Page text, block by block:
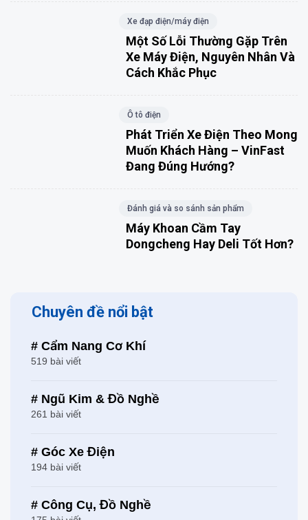
Xe đạp điện/máy điện
Một Số Lỗi Thường Gặp Trên
Xe Máy Điện, Nguyên Nhân Và
Cách Khắc Phục
Ô tô điện
Phát Triển Xe Điện Theo Mong
Muốn Khách Hàng – VinFast
Đang Đúng Hướng?
Đánh giá và so sánh sản phẩm
Máy Khoan Cầm Tay
Dongcheng Hay Deli Tốt Hơn?
Chuyên đề nổi bật
# Cẩm Nang Cơ Khí
519 bài viết
# Ngũ Kim & Đồ Nghề
261 bài viết
# Góc Xe Điện
194 bài viết
# Công Cụ, Đồ Nghề